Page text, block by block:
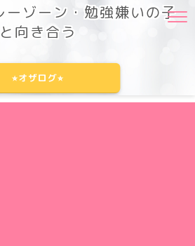
ーゾーン・勉強嫌いの子
と向き合う
⭐︎オザログ⭐︎